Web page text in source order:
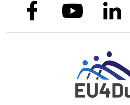
link to facebooklink to youtube